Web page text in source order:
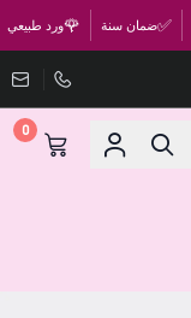
✅ضمان سنة 🌹ورد طبيعي
0